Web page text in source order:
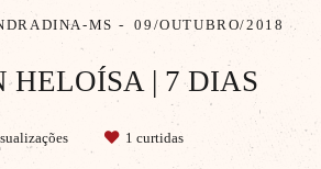
MS 09/OUTUBRO/2018
HELOÍSA | 7 DIAS
1 curtidas